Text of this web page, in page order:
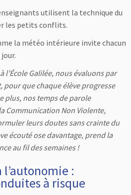
utilisent la technique du
les petits conflits.
la météo intérieure invite chacun
l’École Galilée, nous évaluons par
pour que chaque élève progresse
plus, nos temps de parole
Communication Non Violente,
leurs doutes sans crainte du
écouté ose davantage, prend la
au fil des semaines !
l’autonomie :
à risque